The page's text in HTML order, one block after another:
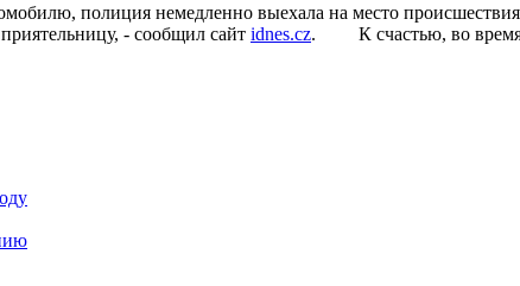
полиция немедленно выехала на место
- сообщил сайт idnes.cz.
К счастью, во